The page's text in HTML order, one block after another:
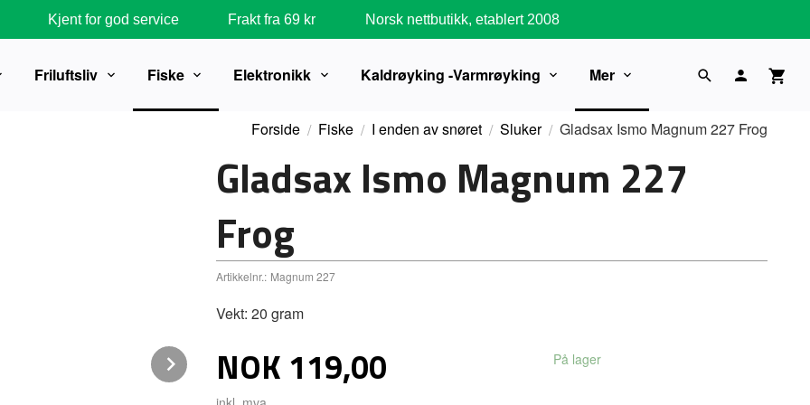
Kjent for god service Frakt fra 69 kr Norsk nettbutikk, etablert 2008
Friluftsliv Fiske Elektronikk Kaldrøyking -Varmrøyking Mer
Forside Fiske I enden av snøret Sluker Gladsax Ismo Magnum 227 Frog
Next
Gladsax Ismo Magnum 227
Frog
Artikkelnr.: Magnum 227
Vekt: 20 gram
Pris
NOK 119,00 På lager